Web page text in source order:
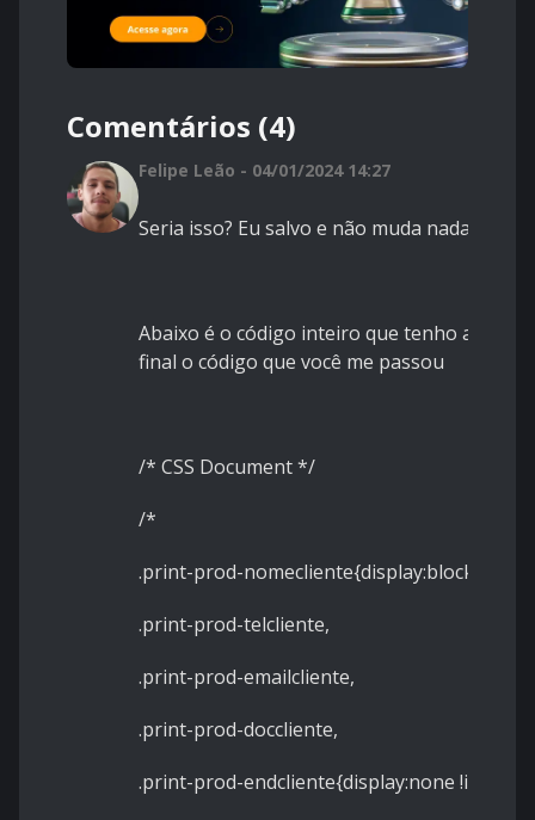
Comentários (4)
Felipe Leão - 04/01/2024 14:27
Seria isso? Eu salvo e não muda nada.
Abaixo é o código inteiro que tenho acesso,
final o código que você me passou
/* CSS Document */
/*
.print-prod-nomecliente{display:block}
.print-prod-telcliente,
.print-prod-emailcliente,
.print-prod-doccliente,
.print-prod-endcliente{display:none